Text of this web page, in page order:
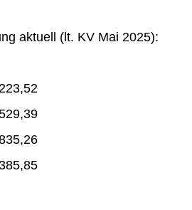
aktuell (lt. KV Mai 2025):